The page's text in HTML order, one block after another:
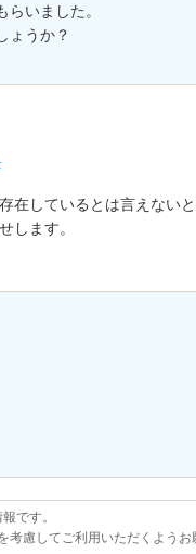
いました。
ょうか？
在しているとは言えない
します。
です。
考慮してご利用いただくようお